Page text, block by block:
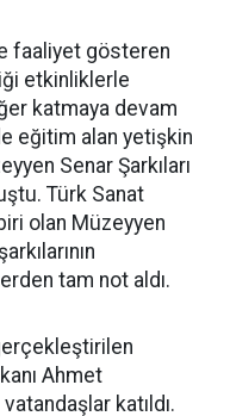
faaliyet gösteren
etkinliklerle
katmaya devam
eğitim alan yetişkin
Senar Şarkıları
Türk Sanat
olan Müzeyyen
tam not aldı.
Ahmet
katıldı.